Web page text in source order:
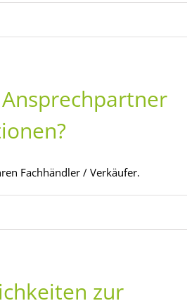
Fachhändler / Verkäufer.
zur